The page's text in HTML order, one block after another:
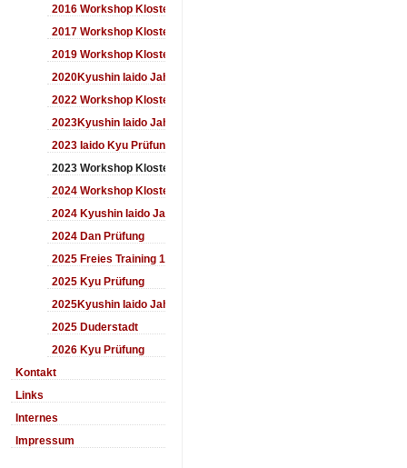
2016 Workshop Kloster Duderstadt
2017 Workshop Kloster Duderstadt
2019 Workshop Kloster Duderstadt
2020Kyushin Iaido Jahrestreffen
2022 Workshop Kloster Duderstadt
2023Kyushin Iaido Jahrestreffen
2023 Iaido Kyu Prüfung
2023 Workshop Kloster Duderstadt
2024 Workshop Kloster Duderstadt
2024 Kyushin Iaido Jahrestreffen
2024 Dan Prüfung
2025 Freies Training 17:00-18:00 Uhr
2025 Kyu Prüfung
2025Kyushin Iaido Jahrestreffen
2025 Duderstadt
2026 Kyu Prüfung
Kontakt
Links
Internes
Impressum